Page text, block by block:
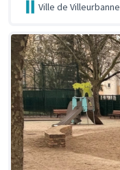
Ville de Villeurbanne